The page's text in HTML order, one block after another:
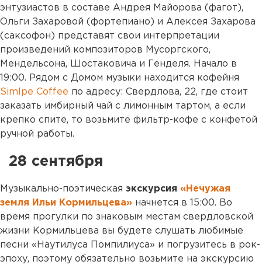
энтузиастов в составе Андрея Майорова (фагот),
Ольги Захаровой (фортепиано) и Алексея Захарова
(саксофон) представят свои интерпретации
произведений композиторов Мусоргского,
Мендельсона, Шостаковича и Генделя. Начало в
19:00. Рядом с Домом музыки находится кофейня
Simlpe Coffee по адресу: Свердлова, 22, где стоит
заказать имбирный чай с лимонным тартом, а если
крепко спите, то возьмите фильтр-кофе с конфетой
ручной работы.
28 сентября
Музыкально-поэтическая экскурсия «Нечужая
земля Ильи Кормильцева» начнется в 15:00. Во
время прогулки по знаковым местам свердловской
жизни Кормильцева вы будете слушать любимые
песни «Наутилуса Помпилиуса» и погрузитесь в рок-
эпоху, поэтому обязательно возьмите на экскурсию